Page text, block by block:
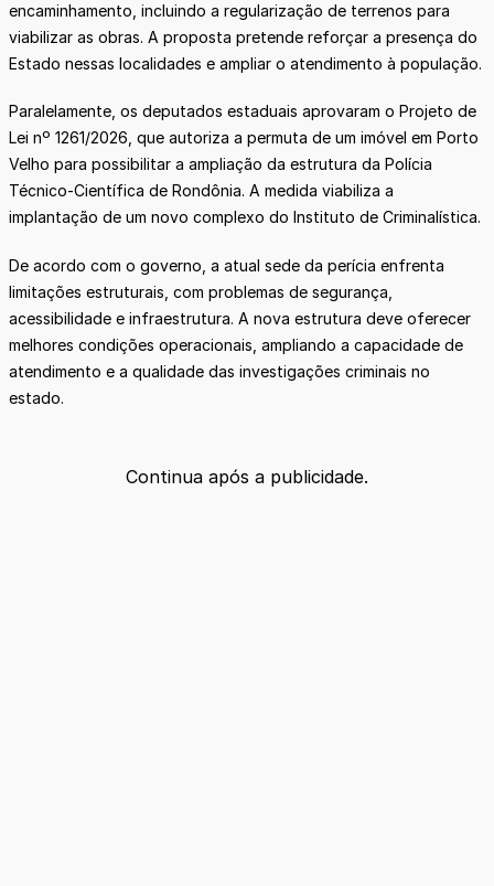
encaminhamento, incluindo a regularização de terrenos para
viabilizar as obras. A proposta pretende reforçar a presença do
Estado nessas localidades e ampliar o atendimento à população.
Paralelamente, os deputados estaduais aprovaram o Projeto de
Lei nº 1261/2026, que autoriza a permuta de um imóvel em Porto
Velho para possibilitar a ampliação da estrutura da Polícia
Técnico-Científica de Rondônia. A medida viabiliza a
implantação de um novo complexo do Instituto de Criminalística.
De acordo com o governo, a atual sede da perícia enfrenta
limitações estruturais, com problemas de segurança,
acessibilidade e infraestrutura. A nova estrutura deve oferecer
melhores condições operacionais, ampliando a capacidade de
atendimento e a qualidade das investigações criminais no
estado.
Continua após a publicidade.